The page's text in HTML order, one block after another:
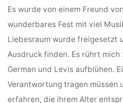
Es wurde von einem Freund
wunderbares Fest mit viel
Liebesraum wurde freigesetzt
Ausdruck finden. Es rührt mich
German und Levis aufblühen.
Verantwortung tragen müssen
erfahren, die ihrem Alter